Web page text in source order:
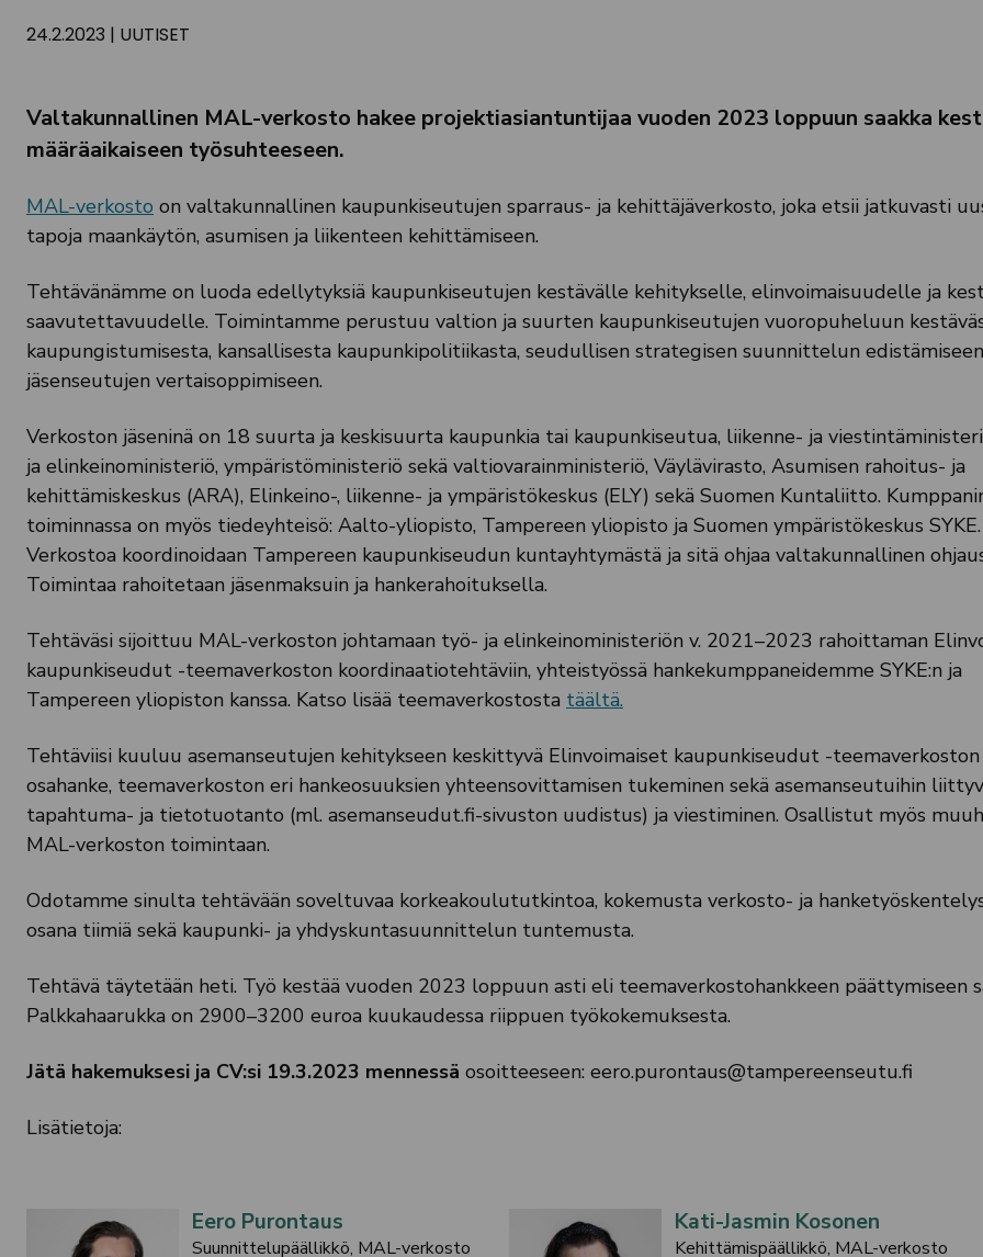
24.2.2023 | UUTISET
Valtakunnallinen MAL-verkosto hakee projektiasiantuntijaa vuoden 2023 loppuun saakka
määräaikaiseen työsuhteeseen.
MAL-verkosto on valtakunnallinen kaupunkiseutujen sparraus- ja kehittäjäverkosto, joka etsii jatkuvasti
tapoja maankäytön, asumisen ja liikenteen kehittämiseen.
Tehtävänämme on luoda edellytyksiä kaupunkiseutujen kestävälle kehitykselle, elinvoimaisuudelle ja
saavutettavuudelle. Toimintamme perustuu valtion ja suurten kaupunkiseutujen vuoropuheluun
kaupungistumisesta, kansallisesta kaupunkipolitiikasta, seudullisen strategisen suunnittelun
jäsenseutujen vertaisoppimiseen.
Verkoston jäseninä on 18 suurta ja keskisuurta kaupunkia tai kaupunkiseutua, liikenne- ja
ja elinkeinoministeriö, ympäristöministeriö sekä valtiovarainministeriö, Väylävirasto, Asumisen rahoitus- ja
kehittämiskeskus (ARA), Elinkeino-, liikenne- ja ympäristökeskus (ELY) sekä Suomen Kuntaliitto.
toiminnassa on myös tiedeyhteisö: Aalto-yliopisto, Tampereen yliopisto ja Suomen ympäristökeskus SYKE.
Verkostoa koordinoidaan Tampereen kaupunkiseudun kuntayhtymästä ja sitä ohjaa valtakunnallinen
Toimintaa rahoitetaan jäsenmaksuin ja hankerahoituksella.
Tehtäväsi sijoittuu MAL-verkoston johtamaan työ- ja elinkeinoministeriön v. 2021–2023 rahoittaman
kaupunkiseudut -teemaverkoston koordinaatiotehtäviin, yhteistyössä hankekumppaneidemme SYKE:n ja
Tampereen yliopiston kanssa. Katso lisää teemaverkostosta täältä.
Tehtäviisi kuuluu asemanseutujen kehitykseen keskittyvä Elinvoimaiset kaupunkiseudut -teemaverkoston
osahanke, teemaverkoston eri hankeosuuksien yhteensovittamisen tukeminen sekä asemanseutuihin
tapahtuma- ja tietotuotanto (ml. asemanseudut.fi-sivuston uudistus) ja viestiminen. Osallistut myös
MAL-verkoston toimintaan.
Odotamme sinulta tehtävään soveltuvaa korkeakoulututkintoa, kokemusta verkosto- ja
osana tiimiä sekä kaupunki- ja yhdyskuntasuunnittelun tuntemusta.
Tehtävä täytetään heti. Työ kestää vuoden 2023 loppuun asti eli teemaverkostohankkeen päättymiseen
Palkkahaarukka on 2900–3200 euroa kuukaudessa riippuen työkokemuksesta.
Jätä hakemuksesi ja CV:si 19.3.2023 mennessä osoitteeseen: eero.purontaus@tampereenseutu.fi
Lisätietoja:
Eero Purontaus
Suunnittelupäällikkö, MAL-verkosto
Kati-Jasmin Kosonen
Kehittämispäällikkö, MAL-verkosto